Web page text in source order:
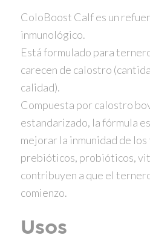
ColoBoost Calf es un
inmunológico.
Está formulado para
carecen de calostro
calidad).
Compuesta por calostro
estandarizado, la fórmula
mejorar la inmunidad de
prebióticos, probióticos,
contribuyen a que el
comienzo.
Usos